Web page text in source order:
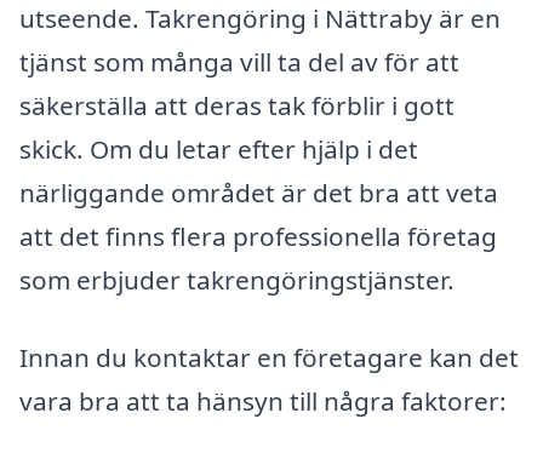
utseende. Takrengöring i Nättraby är en
tjänst som många vill ta del av för att
säkerställa att deras tak förblir i gott
skick. Om du letar efter hjälp i det
närliggande området är det bra att veta
att det finns flera professionella företag
som erbjuder takrengöringstjänster.
Innan du kontaktar en företagare kan det
vara bra att ta hänsyn till några faktorer: